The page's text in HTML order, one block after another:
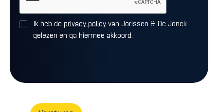
Ik heb de privacy policy van Jorissen & De Jonck
gelezen en ga hiermee akkoord.